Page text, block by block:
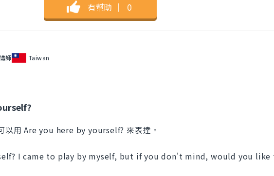
有幫助 ｜ 0
師
Taiwan
以用 Are you here by yourself? 來表達。
I came to play by myself, but if you don't mind, would you like